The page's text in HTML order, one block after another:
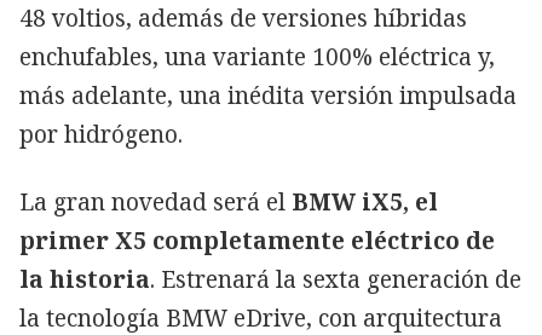
48 voltios, además de versiones híbridas
enchufables, una variante 100% eléctrica y,
más adelante, una inédita versión impulsada
por hidrógeno.
La gran novedad será el BMW iX5, el
primer X5 completamente eléctrico de
la historia. Estrenará la sexta generación de
la tecnología BMW eDrive, con arquitectura